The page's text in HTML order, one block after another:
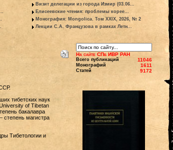
Визит делегации из города Измир (03.06...
Елисеевские чтения: проблемы корее...
Монография: Mongolica. Том XXIX, 2026, № 2
Лекции С.А. Французова в рамках Летн...
тибетских наук
of Tibetan
бакалавра
степень магистра
Тибетологии и
На сайте СПб ИВР РАН
Всего публикаций 11046
Монографий 1611
Статей 9172